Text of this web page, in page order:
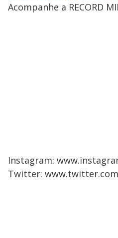
Acompanhe a RECORD
Instagram:
Twitter: